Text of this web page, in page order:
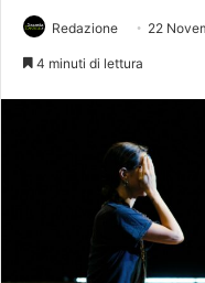
Redazione 22
4 minuti di lettura